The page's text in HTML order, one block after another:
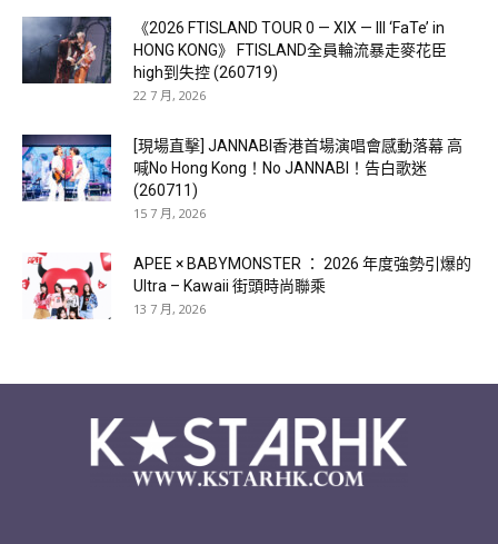
《2026 FTISLAND TOUR 0 — XIX — III ‘FaTe’ in
HONG KONG》 FTISLAND全員輪流暴走麥花臣
high到失控 (260719)
22 7 月, 2026
[現場直擊] JANNABI香港首場演唱會感動落幕 高
喊No Hong Kong！No JANNABI！告白歌迷
(260711)
15 7 月, 2026
APEE × BABYMONSTER ： 2026 年度強勢引爆的
Ultra – Kawaii 街頭時尚聯乘
13 7 月, 2026